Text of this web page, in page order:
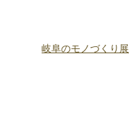
岐阜のモノづくり展